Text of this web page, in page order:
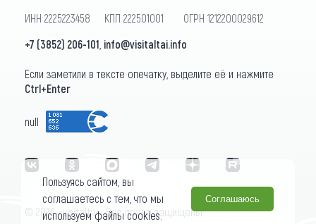
ИНН 2225223458 КПП 222501001 ОГРН 1212200029612
+7 (3852) 206-101 info@visitaltai.info
Если заметили в тексте опечатку, выделите её и нажмите
Ctrl+Enter
null
© 2026 «visitaltai» Все права защищены.
Пользуясь сайтом, вы
соглашаетесь с тем, что мы
используем файлы cookies.
Соглашаюсь